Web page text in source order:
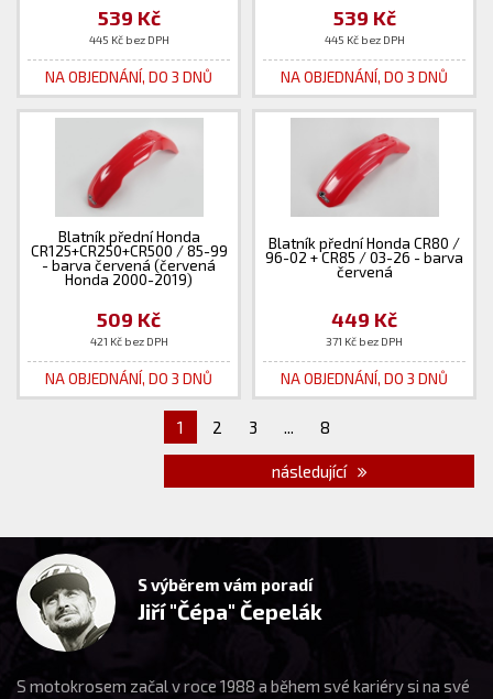
539 Kč
445 Kč bez DPH
NA OBJEDNÁNÍ, DO 3 DNŮ
539 Kč
445 Kč bez DPH
NA OBJEDNÁNÍ, DO 3 DNŮ
Blatník přední Honda
CR125+CR250+CR500 / 85-99
- barva červená (červená
Honda 2000-2019)
509 Kč
421 Kč bez DPH
NA OBJEDNÁNÍ, DO 3 DNŮ
Blatník přední Honda CR80 /
96-02 + CR85 / 03-26 - barva
červená
449 Kč
371 Kč bez DPH
NA OBJEDNÁNÍ, DO 3 DNŮ
1 2 3 ... 8
následující
S výběrem vám poradí
Jiří "Čépa" Čepelák
S motokrosem začal v roce 1988 a během své kariéry si na své